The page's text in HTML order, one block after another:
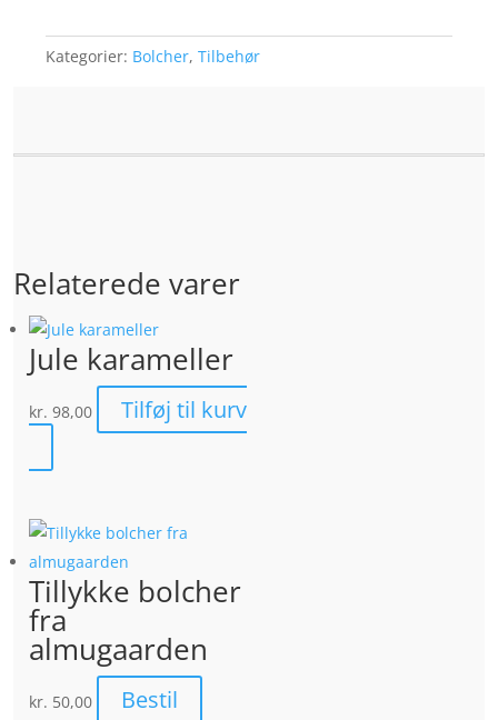
Kategorier: Bolcher, Tilbehør
Relaterede varer
Jule karameller
kr. 98,00 Tilføj til kurv
Tillykke bolcher
fra
almugaarden
kr. 50,00 Bestil